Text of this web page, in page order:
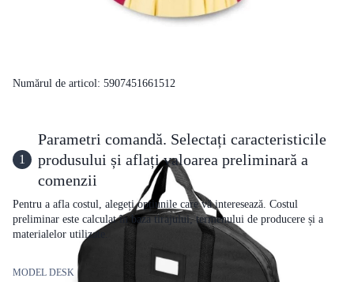
Numărul de articol: 5907451661512
1
Parametri comandă. Selectați caracteristicile
produsului și aflați valoarea preliminară a
comenzii
Pentru a afla costul, alegeți opțiunile care vă interesează. Costul
preliminar este calculat în baza tirajului, termenului de producere și a
materialelor utilizate.
MODEL DESK